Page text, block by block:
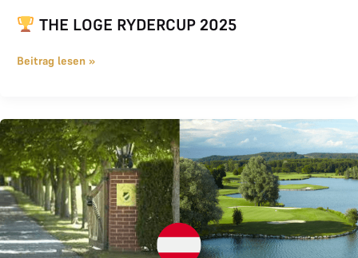
THE LOGE RYDERCUP 2025
Beitrag lesen »
Das war THE LOGE Invitational 2025